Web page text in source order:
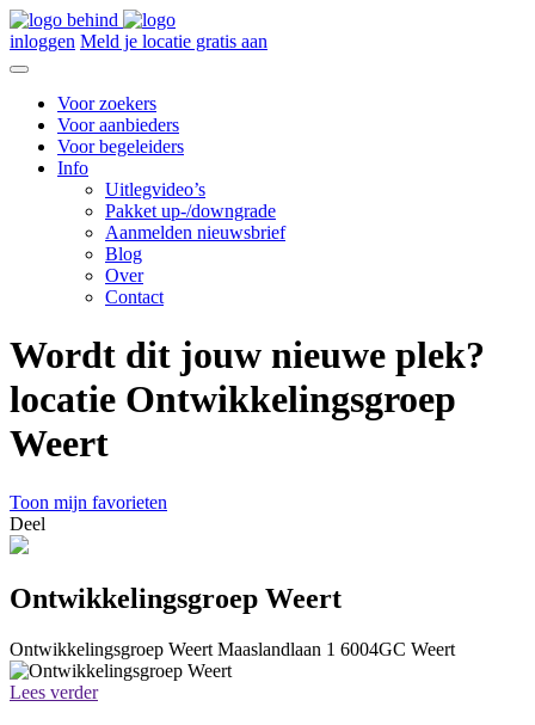
inloggen Meld je locatie gratis aan
Voor zoekers
Voor aanbieders
Voor begeleiders
Info
Uitlegvideo’s
Pakket up-/downgrade
Aanmelden nieuwsbrief
Blog
Over
Contact
Wordt dit jouw nieuwe plek?
locatie Ontwikkelingsgroep
Weert
Toon mijn favorieten
Deel
Ontwikkelingsgroep Weert
Ontwikkelingsgroep Weert Maaslandlaan 1 6004GC Weert
Lees verder